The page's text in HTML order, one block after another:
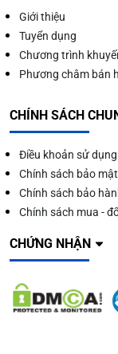
Giới thiệu
Tuyển dụng
Chương trình
Phương châm bán
CHÍNH SÁCH
Điều khoản sử dụng
Chính sách bảo mật
Chính sách bảo
Chính sách mua -
CHỨNG NHẬN